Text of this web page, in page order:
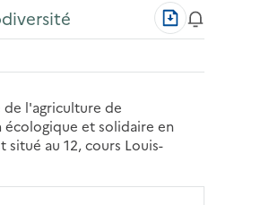
Télécharger
au
PDF
l'agriculture de
et solidaire en
au 12, cours Louis-